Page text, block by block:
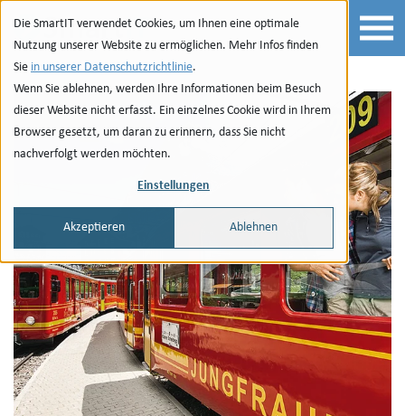
Die SmartIT verwendet Cookies, um Ihnen eine optimale
Nutzung unserer Website zu ermöglichen. Mehr Infos finden
Sie in unserer Datenschutzrichtlinie.
Wenn Sie ablehnen, werden Ihre Informationen beim Besuch
dieser Website nicht erfasst. Ein einzelnes Cookie wird in Ihrem
Browser gesetzt, um daran zu erinnern, dass Sie nicht
nachverfolgt werden möchten.
Einstellungen
Akzeptieren Ablehnen
Zur Navigation
zu den Quicklinks
Zur Suche
Zum Inhalt